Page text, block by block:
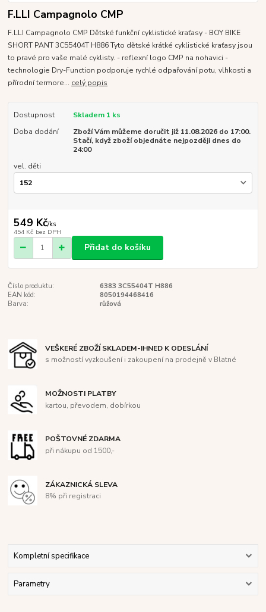
F.LLI Campagnolo CMP
F.LLI Campagnolo CMP Dětské funkční cyklistické kraťasy - BOY BIKE
SHORT PANT 3C55404T H886 Tyto dětské krátké cyklistické kraťasy jsou
to pravé pro vaše malé cyklisty. - reflexní logo CMP na nohavici -
technologie Dry-Function podporuje rychlé odpařování potu, vlhkosti a
přírodní termore... celý popis
Dostupnost
Skladem 1 ks
Doba dodání
Zboží Vám můžeme doručit již 11.08.2026 do 17:00.
Stačí, když zboží objednáte nejpozději dnes do
24:00
vel. děti
549 Kč/ks
454 Kč bez DPH
Přidat do košíku
Číslo produktu:
6383 3C55404T H886
EAN kód:
8050194468416
Barva:
růžová
VEŠKERÉ ZBOŽÍ SKLADEM-IHNED K ODESLÁNÍ
s možností vyzkoušení i zakoupení na prodejně v Blatné
MOŽNOSTI PLATBY
kartou, převodem, dobírkou
POŠTOVNÉ ZDARMA
při nákupu od 1500,-
ZÁKAZNICKÁ SLEVA
8% při registraci
Kompletní specifikace
Parametry